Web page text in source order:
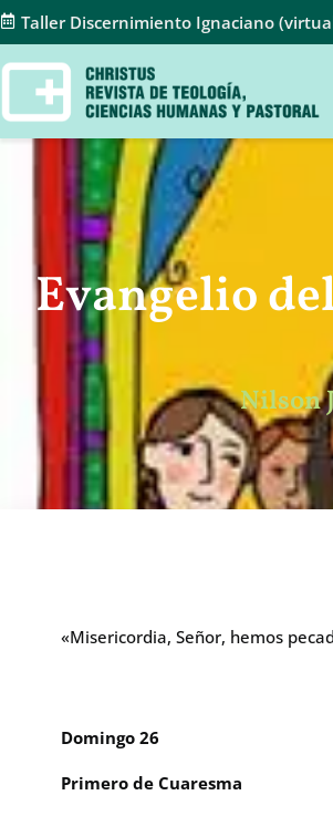
Taller Discernimiento Ignaciano
Evangelio
Nilson
«Misericordia, Señor, hemos
Domingo 26
Primero de Cuaresma